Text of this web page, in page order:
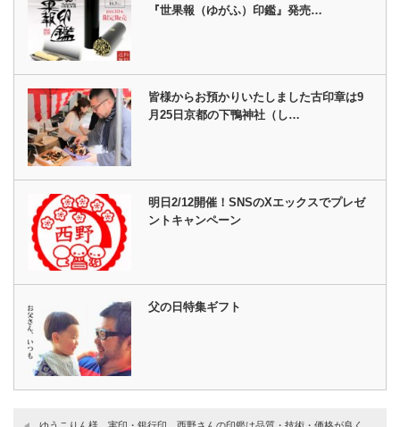
『世果報（ゆがふ）印鑑』発売…
皆様からお預かりいたしました古印章は9
月25日京都の下鴨神社（し…
明日2/12開催！SNSのXエックスでプレゼ
ントキャンペーン
父の日特集ギフト
ゆうこりん様 実印・銀行印 西野さんの印鑑は品質・技術・価格が良く